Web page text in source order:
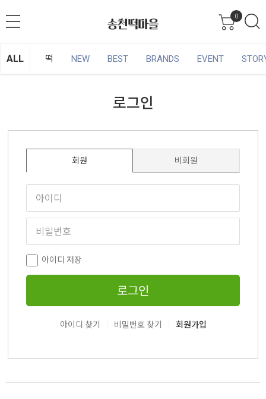
0
ALL 떡 NEW BEST BRANDS EVENT
로그인
회원 비회원
아이디 저장
로그인
아이디 찾기 비밀번호 찾기 회원가입